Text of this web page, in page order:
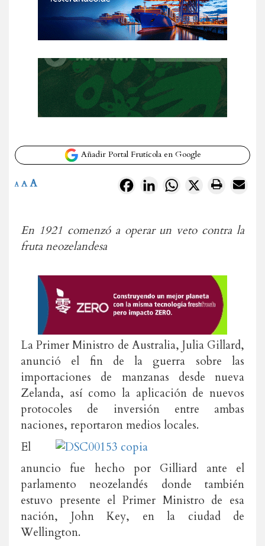
Añadir Portal Frutícola en Google
FacebookLinkedInWhatsApp
X
A A A
En 1921 comenzó a operar un veto contra la
fruta neozelandesa
La Primer Ministro de Australia, Julia Gillard,
anunció el fin de la guerra sobre las
importaciones de manzanas desde nueva
Zelanda, así como la aplicación de nuevos
protocoles de inversión entre ambas
naciones, reportaron medios locales.
El
anuncio fue hecho por Gilliard ante el
parlamento neozelandés donde también
estuvo presente el Primer Ministro de esa
nación, John Key, en la ciudad de
Wellington.